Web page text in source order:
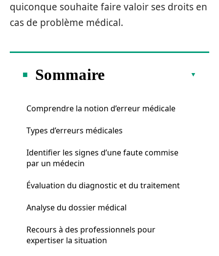
quiconque souhaite faire valoir ses droits en
cas de problème médical.
Sommaire
Comprendre la notion d’erreur médicale
Types d’erreurs médicales
Identifier les signes d’une faute commise
par un médecin
Évaluation du diagnostic et du traitement
Analyse du dossier médical
Recours à des professionnels pour
expertiser la situation